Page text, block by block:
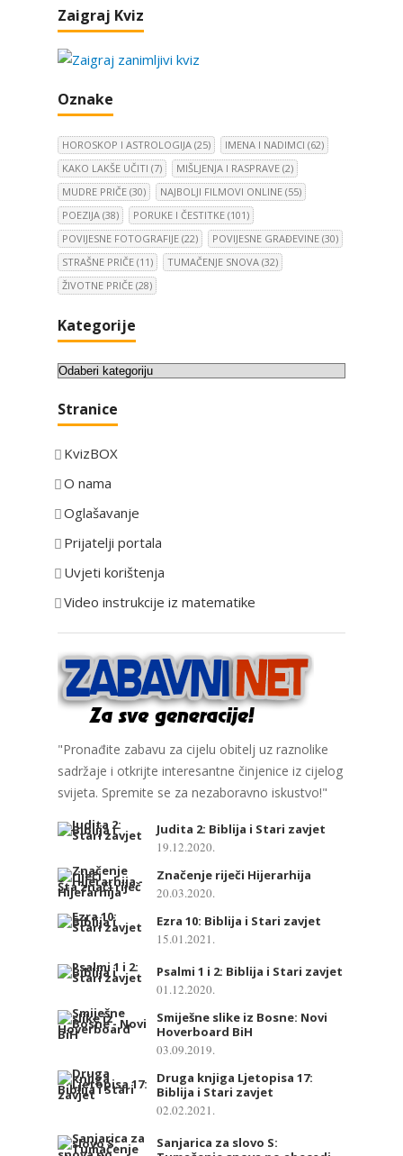
Zaigraj Kviz
Oznake
HOROSKOP I ASTROLOGIJA (25) IMENA I NADIMCI (62)
KAKO LAKŠE UČITI (7) MIŠLJENJA I RASPRAVE (2)
MUDRE PRIČE (30) NAJBOLJI FILMOVI ONLINE (55)
POEZIJA (38) PORUKE I ČESTITKE (101)
POVIJESNE FOTOGRAFIJE (22) POVIJESNE GRAĐEVINE (30)
STRAŠNE PRIČE (11) TUMAČENJE SNOVA (32)
ŽIVOTNE PRIČE (28)
Kategorije
K
t
g
o
i
j
Stranice
KvizBOX
O nama
Oglašavanje
Prijatelji portala
Uvjeti korištenja
Video instrukcije iz matematike
"Pronađite zabavu za cijelu obitelj uz raznolike
sadržaje i otkrijte interesantne činjenice iz cijelog
svijeta. Spremite se za nezaboravno iskustvo!"
Judita 2: Biblija i Stari zavjet
19.12.2020.
Značenje riječi Hijerarhija
20.03.2020.
Ezra 10: Biblija i Stari zavjet
15.01.2021.
Psalmi 1 i 2: Biblija i Stari zavjet
01.12.2020.
Smiješne slike iz Bosne: Novi
Hoverboard BiH
03.09.2019.
Druga knjiga Ljetopisa 17:
Biblija i Stari zavjet
02.02.2021.
Sanjarica za slovo S: